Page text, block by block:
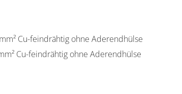
Cu-feindrähtig ohne Aderendhülse
Cu-feindrähtig ohne Aderendhülse